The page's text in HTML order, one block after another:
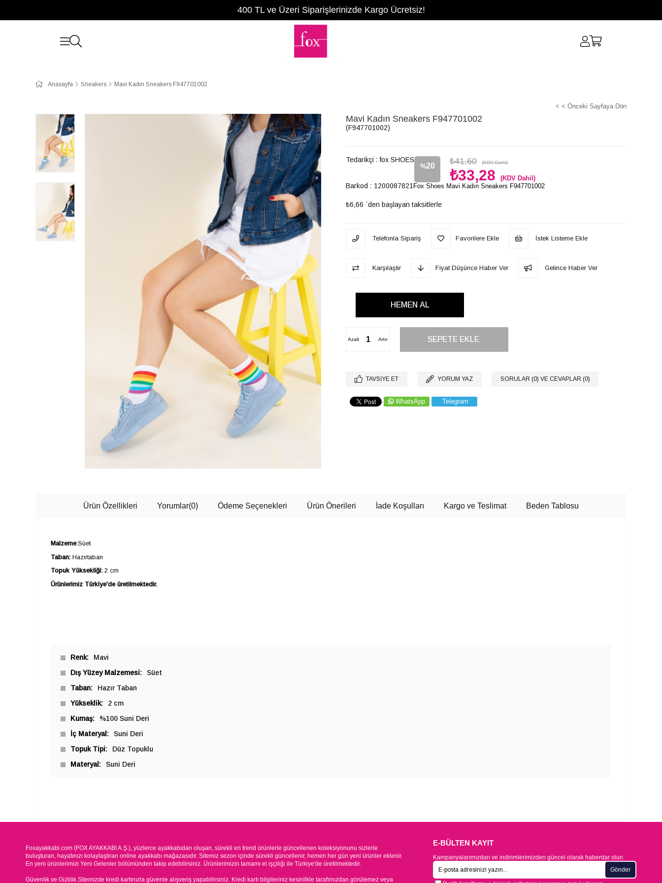
400 TL ve Üzeri Siparişlerinizde Kargo Ücretsiz!
Anasayfa Sneakers Mavi Kadın Sneakers F947701002
< < Önceki Sayfaya Dön
Mavi Kadın Sneakers F947701002
(F947701002)
Tedarikçi : fox SHOES
%20
İndirim
₺41,60 (KDV Dahil)
₺33,28 (KDV Dahil)
Barkod : 1200087821
₺6,66 `den başlayan taksitlerle
Fox Shoes Mavi Kadın Sneakers F947701002
Telefonla Sipariş Favorilere Ekle İstek Listeme Ekle
Karşılaştır Fiyat Düşünce Haber Ver Gelince Haber Ver
Artır
Azalt
TAVSIYE ET YORUM YAZ SORULAR (0) VE CEVAPLAR (0)
WhatsApp Telegram
Ürün Özellikleri Yorumlar(0) Ödeme Seçenekleri Ürün Önerileri İade Koşulları Kargo ve Teslimat Beden Tablosu
Malzeme:Süet
Taban: Hazırtaban
Topuk Yüksekliği: 2 cm
Ürünlerimiz Türkiye'de üretilmektedir.
Renk
Mavi
Dış Yüzey Malzemesi
Süet
Taban
Hazır Taban
Yükseklik
2 cm
Kumaş
%100 Suni Deri
İç Materyal
Suni Deri
Topuk Tipi
Düz Topuklu
Materyal
Suni Deri
Foxayakkabi.com (FOX AYAKKABI A.Ş.), yüzlerce ayakkabıdan oluşan, sürekli en trend ürünlerle güncellenen koleksiyonunu sizlerle
buluşturan, hayatınızı kolaylaştıran online ayakkabı mağazasıdır. Sitemiz sezon içinde sürekli güncellenir, hemen her gün yeni ürünler eklenir.
En yeni ürünlerimizi Yeni Gelenler bölümünden takip edebilirsiniz. Ürünlerimizin tamamı el işçiliği ile Türkiye'de üretilmektedir.
Güvenlik ve Gizlilik Sitemizde kredi kartınızla güvenle alışveriş yapabilirsiniz. Kredi kartı bilgileriniz kesinlikle tarafımızdan görülemez veya
E-BÜLTEN KAYIT
Kampanyalarımızdan ve indirimlerimizden güncel olarak haberdar olun.
Gönder